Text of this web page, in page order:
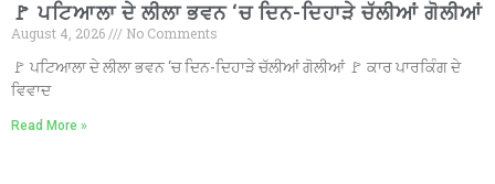
🚩 ਪਟਿਆਲਾ ਦੇ ਲੀਲਾ ਭਵਨ ‘ਚ ਦਿਨ-ਦਿਹਾੜੇ ਚੱਲੀਆਂ ਗੋਲੀਆਂ
August 4, 2026
No Comments
🚩 ਪਟਿਆਲਾ ਦੇ ਲੀਲਾ ਭਵਨ ‘ਚ ਦਿਨ-ਦਿਹਾੜੇ ਚੱਲੀਆਂ ਗੋਲੀਆਂ 🚩 ਕਾਰ ਪਾਰਕਿੰਗ ਦੇ
ਵਿਵਾਦ
Read More »